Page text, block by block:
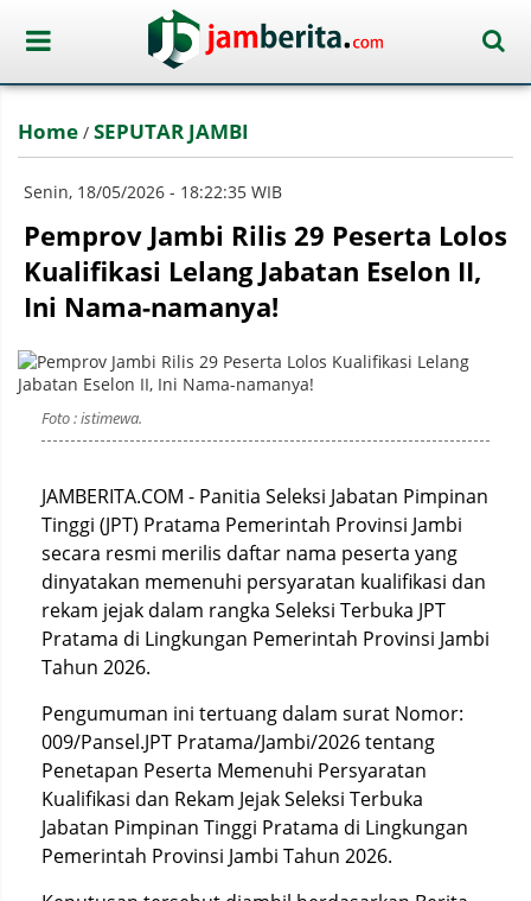
Home / SEPUTAR JAMBI
Senin, 18/05/2026 - 18:22:35 WIB
Pemprov Jambi Rilis 29 Peserta Lolos
Kualifikasi Lelang Jabatan Eselon II,
Ini Nama-namanya!
Foto : istimewa.
JAMBERITA.COM - Panitia Seleksi Jabatan Pimpinan
Tinggi (JPT) Pratama Pemerintah Provinsi Jambi
secara resmi merilis daftar nama peserta yang
dinyatakan memenuhi persyaratan kualifikasi dan
rekam jejak dalam rangka Seleksi Terbuka JPT
Pratama di Lingkungan Pemerintah Provinsi Jambi
Tahun 2026.
Pengumuman ini tertuang dalam surat Nomor:
009/Pansel.JPT Pratama/Jambi/2026 tentang
Penetapan Peserta Memenuhi Persyaratan
Kualifikasi dan Rekam Jejak Seleksi Terbuka
Jabatan Pimpinan Tinggi Pratama di Lingkungan
Pemerintah Provinsi Jambi Tahun 2026.